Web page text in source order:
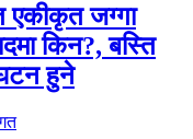
एकीकृत जग्गा
किन?, बस्ति
हुने